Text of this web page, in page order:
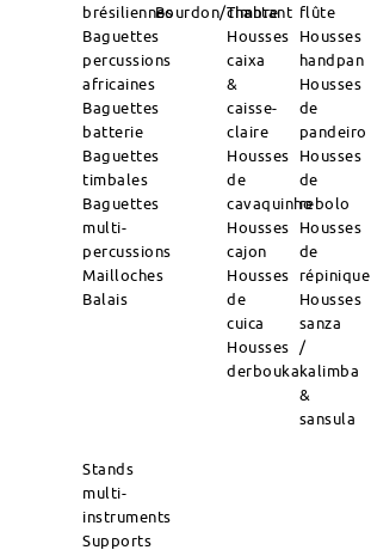
brésiliennes
Baguettes
percussions
africaines
Baguettes
batterie
Baguettes
timbales
Baguettes
multi-
percussions
Mailloches
Balais
Bourdon/Timbre
chantant
Housses
caixa
&
caisse-
claire
Housses
de
cavaquinho
Housses
cajon
Housses
de
cuica
Housses
derbouka
flûte
Housses
handpan
Housses
de
pandeiro
Housses
de
rebolo
Housses
de
répinique
Housses
sanza
/
kalimba
&
sansula
Stands
multi-
instruments
Supports